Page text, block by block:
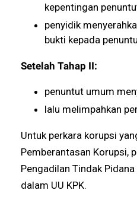
kepentingan
penyidik
bukti kepada
Setelah Tahap II:
penuntut umum
lalu melimpahkan
Untuk perkara korupsi
Pemberantasan Korupsi,
Pengadilan Tindak
dalam UU KPK.